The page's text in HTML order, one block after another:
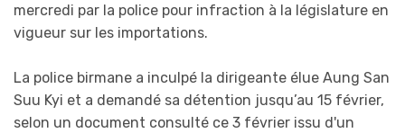
mercredi par la police pour infraction à la législature en
vigueur sur les importations.
La police birmane a inculpé la dirigeante élue Aung San
Suu Kyi et a demandé sa détention jusqu’au 15 février,
selon un document consulté ce 3 février issu d'un